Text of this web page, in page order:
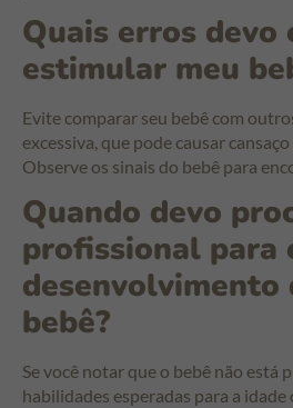
Quais erros devo
estimular meu
Evite comparar seu bebê com
excessiva, que pode causar
Observe os sinais do bebê para
Quando devo
profissional para
desenvolvimento
bebê?
Se você notar que o bebê não está
habilidades esperadas para a idade